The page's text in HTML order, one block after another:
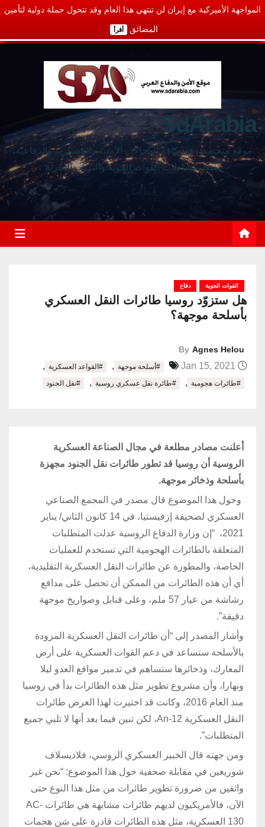
المواجهة الأميركية مع إيران لن تنتهي هذا العام وقد تتحول حملة دولية لتأمين
المضائق أقرأ
SdArabia
موقع متخصص في كافة المجالات الأمنية والعسكرية والدفاعية،
يغطي نشاطات القوات الجوية والبرية والبحرية
القوات الجوية دفاع
هل ستزوّد روسيا طائرات النقل العسكري
بأسلحة موجهة؟
By Agnes Helou
#أسلحة موجهة , #القواعد العسكرية ,
#طائرات هجومية , #طائرة نقل عسكري روسية , #نقل الجنود
أعلنت مصادر مطلعة في مجال الصناعة العسكرية
الروسية أن روسيا قد تطور طائرات نقل الجنود مجهزة
بأسلحة وذخائر موجهة.
وحول هذا الموضوع قال مصدر في المجمع الصناعي
العسكري لصحيفة إزفيستيا، في 14 كانون الثاني/ يناير
2021، “إن وزارة الدفاع الروسية عدلت المتطلبات
المتعلقة بالطائرات الهجومية التي تستخدم للعمليات
الخاصة، والمطورة عن طائرات النقل العسكرية التقليدية،
أي أن هذه الطائرات من الممكن أن تحصل على مدافع
رشاشة من عيار 57 ملم، وعلى قنابل وصواريخ موجهة
دقيقة”.
وأشار المصدر إلى “أن طائرات النقل العسكرية المزودة
بالأسلحة ستساعد في دعم القوات العسكرية على أرض
المعارك، وذخائرها ستساهم في تدمير مواقع العدو ليلا
ونهارا، وأن مشروع تطوير مثل هذه الطائرات بدأ في روسيا
منذ العام 2016، وكانت قد اختيرت لهذا الغرض طائرات
النقل العسكرية An-12، لكن تبين فيما بعد أنها لا تلبي جميع
المتطلبات”.
ومن جهته قال الخبير العسكري الروسي، فلاديسلاف
شوريغين في مقابلة صحفية حول هذا الموضوع: “نحن غير
واثقين من ضرورة تطوير طائرات من مثل هذا النوع حتى
الآن، فالأمريكيون لديهم طائرات مشابهة هي طائرات AC-
130 العسكرية، مثل هذه الطائرات قادرة على شن هجمات